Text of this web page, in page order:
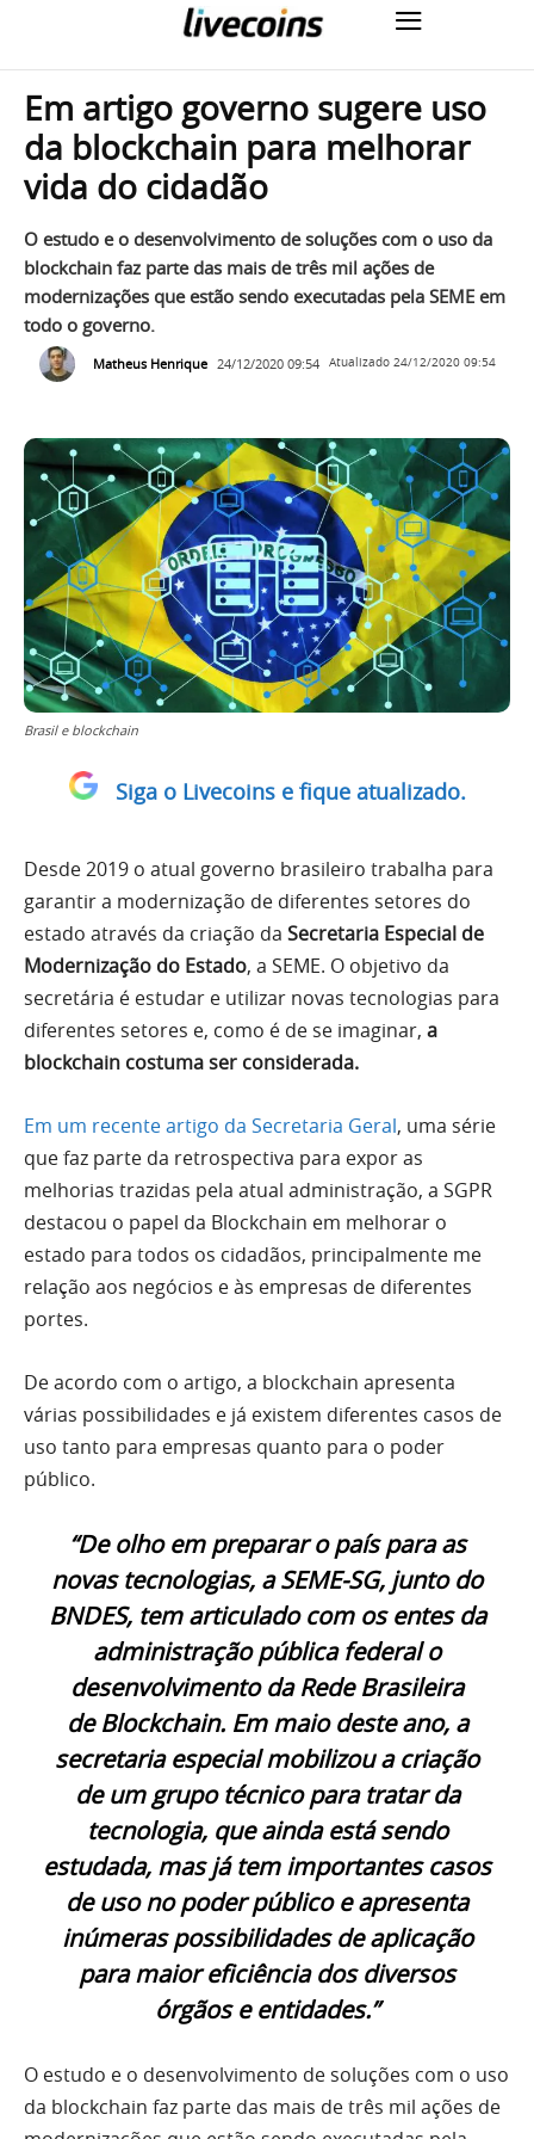
Em artigo governo sugere uso
da blockchain para melhorar
vida do cidadão
O estudo e o desenvolvimento de soluções com o uso da
blockchain faz parte das mais de três mil ações de
modernizações que estão sendo executadas pela SEME em
todo o governo.
Matheus Henrique 24/12/2020 09:54 Atualizado 24/12/2020 09:54
Brasil e blockchain
Siga o Livecoins e fique atualizado.
Desde 2019 o atual governo brasileiro trabalha para
garantir a modernização de diferentes setores do
estado através da criação da Secretaria Especial de
Modernização do Estado, a SEME. O objetivo da
secretária é estudar e utilizar novas tecnologias para
diferentes setores e, como é de se imaginar, a
blockchain costuma ser considerada.
Em um recente artigo da Secretaria Geral, uma série
que faz parte da retrospectiva para expor as
melhorias trazidas pela atual administração, a SGPR
destacou o papel da Blockchain em melhorar o
estado para todos os cidadãos, principalmente me
relação aos negócios e às empresas de diferentes
portes.
De acordo com o artigo, a blockchain apresenta
várias possibilidades e já existem diferentes casos de
uso tanto para empresas quanto para o poder
público.
“De olho em preparar o país para as
novas tecnologias, a SEME-SG, junto do
BNDES, tem articulado com os entes da
administração pública federal o
desenvolvimento da Rede Brasileira
deBlockchain.Em maio deste ano, a
secretaria especial mobilizou a criação
de um grupo técnico para tratar da
tecnologia, que ainda está sendo
estudada, masjá tem importantes casos
de uso no poder público e apresenta
inúmeras possibilidades de aplicação
para maior eficiência dos diversos
órgãos e entidades.”
O estudo e o desenvolvimento de soluções com o uso
da blockchain faz parte das mais de três mil ações de